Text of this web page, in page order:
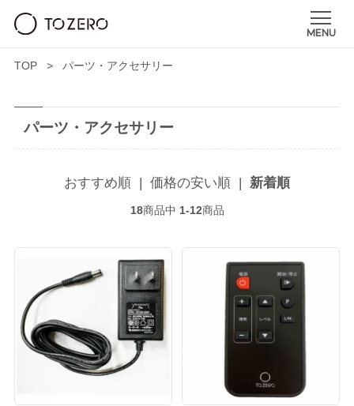
TOP パーツ・アクセサリー
パーツ・アクセサリー
おすすめ順 価格の安い順 新着順
18商品中 1-12商品